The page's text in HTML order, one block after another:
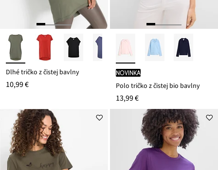
Dlhé tričko z čistej bavlny
10,99 €
novinka
Polo tričko z čistej bio bavlny
13,99 €